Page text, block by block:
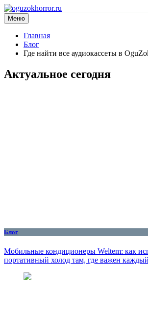
Перейти
к
содержимому
oguzokhorror.ru
информационный сайт
Меню
Главная
Блог
Где найти все аудиокассеты в
Актуальное сегодня
Блог
Мобильные кондиционеры Weltem: как
портативный холод там, где важен